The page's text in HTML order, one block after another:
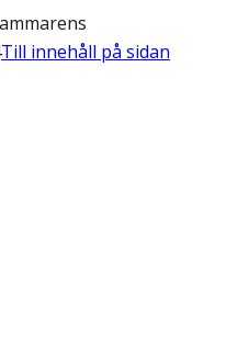
Till innehåll på sidan